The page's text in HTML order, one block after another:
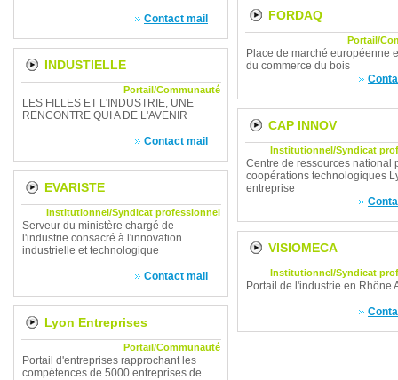
Contact mail FORDAQ
Portail/
Place de marché européenne
du commerce du bois
INDUSTIELLE
Portail/Communauté
LES FILLES ET L'INDUSTRIE, UNE
RENCONTRE QUI A DE L'AVENIR
Contact mail
CAP INNOV
Institutionnel/Syndicat
Centre de ressources national
coopérations technologiques
entreprise
EVARISTE
Institutionnel/Syndicat professionnel
Serveur du ministère chargé de
l'industrie consacré à l'innovation
industrielle et technologique
Contact mail
VISIOMECA
Institutionnel/Syndicat
Portail de l'industrie en Rhône
Lyon Entreprises
Portail/Communauté
Portail d'entreprises rapprochant les
compétences de 5000 entreprises de